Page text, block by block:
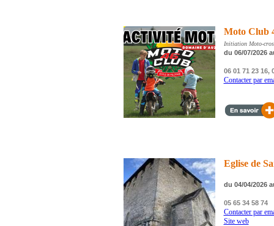
Moto Club
Initiation Moto-
du 06/07/2026
06 01 71 23 16,
Contacter par
Eglise de
du 04/04/2026
05 65 34 58 74
Contacter par
Site web